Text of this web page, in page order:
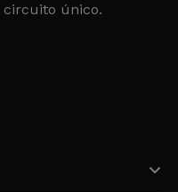
circuito único.